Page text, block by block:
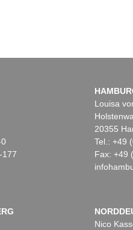
177
Louisa
20355
Tel.: +49
Fax: +49
Nico